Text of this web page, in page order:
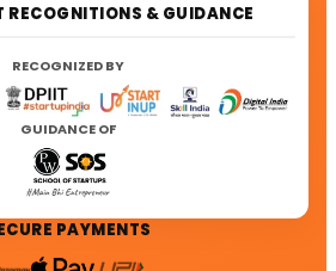
RECOGNITIONS & GUIDANCE
RECOGNIZED BY
GUIDANCE OF
PAYMENTS